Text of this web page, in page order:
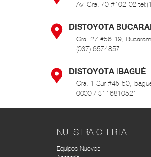
Av. Cra. 70 #102-02
DISTOYOTA
Cra. 27 #56-19,
(037) 6574857
DISTOYOTA IBAGUÉ
Cra. 1 Sur #45-50,
0000 / 3116810521
Calle 66A N°43-02
bodega 101, Itagüi,
NUESTRA OFERTA
Equipos Nuevos